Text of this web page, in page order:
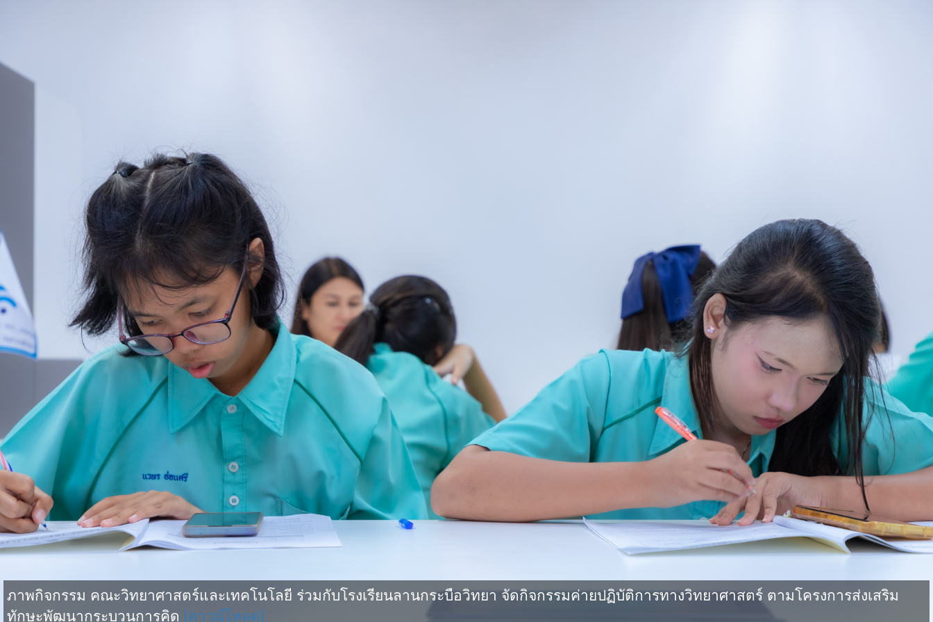
ภาพกิจกรรม คณะวิทยาศาสตร์และเทคโนโลยี ร่วมกับโรงเรียนลานกระบือวิทยา จัดกิจกรรมค่ายปฏิบัติการทางวิทยาศาสตร์ ตามโครงการส่งเสริม
ทักษะพัฒนากระบวนการคิด [ดาวน์โหลด]